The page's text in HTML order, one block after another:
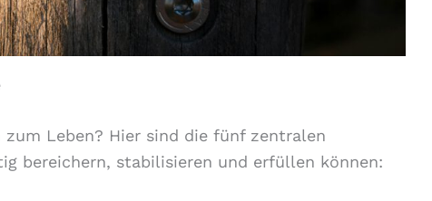
Leben? Hier sind die fünf zentralen
bereichern, stabilisieren und erfüllen können: